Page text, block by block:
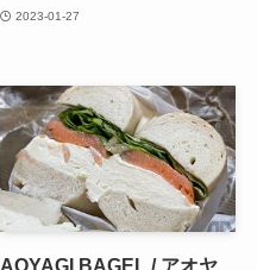
2023-01-27
AOYAGI BAGEL / アオヤ